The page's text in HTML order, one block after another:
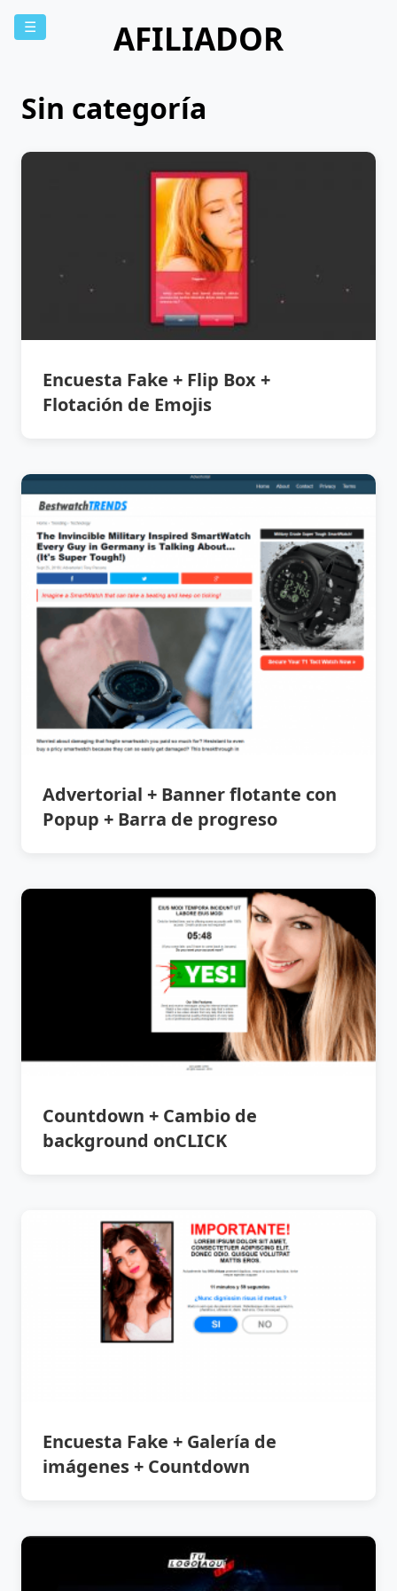
☰ AFILIADOR
Sin categoría
Encuesta Fake + Flip Box +
Flotación de Emojis
Advertorial + Banner flotante con
Popup + Barra de progreso
Countdown + Cambio de
background onCLICK
Encuesta Fake + Galería de
imágenes + Countdown